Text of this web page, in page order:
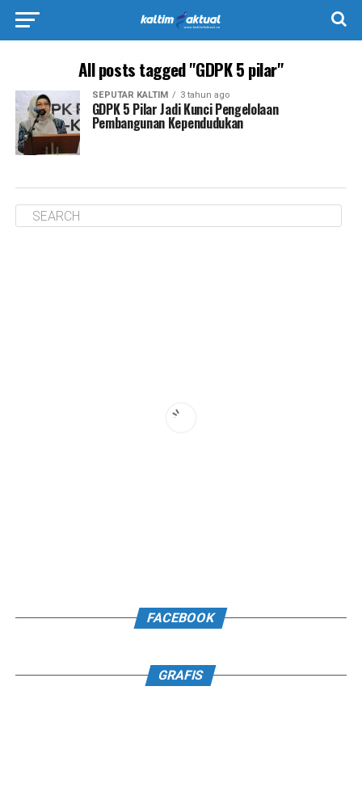
All posts tagged "GDPK 5 pilar"
SEPUTAR KALTIM 3 tahun ago
GDPK 5 Pilar Jadi Kunci Pengelolaan
Pembangunan Kependudukan
FACEBOOK
GRAFIS